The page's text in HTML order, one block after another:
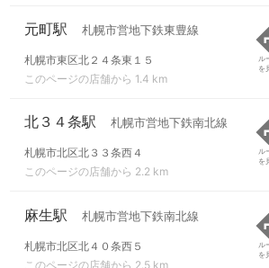
元町駅 札幌市営地下鉄東豊線
札幌市東区北２４条東１５
このページの店舗から 1.4 km
ル
を
北３４条駅 札幌市営地下鉄南北線
札幌市北区北３３条西４
このページの店舗から 2.2 km
ル
を
麻生駅 札幌市営地下鉄南北線
札幌市北区北４０条西５
このページの店舗から 2.5 km
ル
を